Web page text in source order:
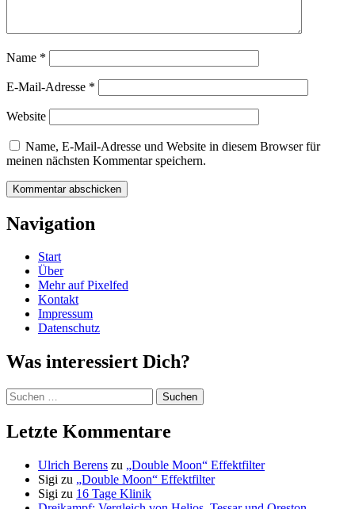
Name *
E-Mail-Adresse *
Website
Name, E-Mail-Adresse und Website in diesem Browser für
meinen nächsten Kommentar speichern.
Navigation
Start
Über
Mehr auf Pixelfed
Kontakt
Impressum
Datenschutz
Was interessiert Dich?
Suchen
nach:
Letzte Kommentare
Ulrich Berens zu „Double Moon“ Effektfilter
Sigi zu „Double Moon“ Effektfilter
Sigi zu 16 Tage Klinik